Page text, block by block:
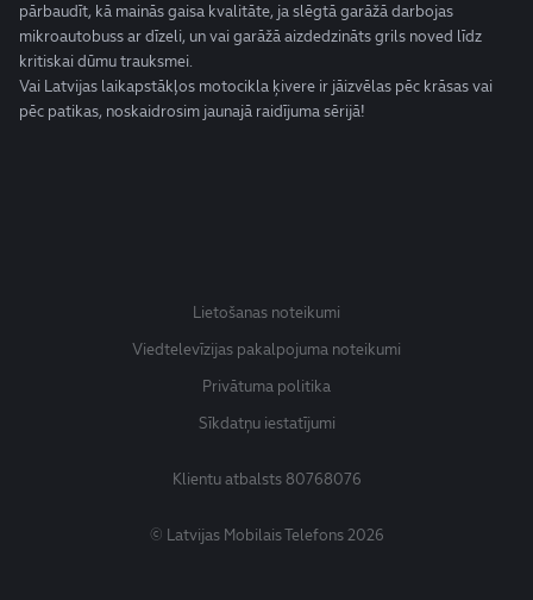
pārbaudīt, kā mainās gaisa kvalitāte, ja slēgtā garāžā darbojas
mikroautobuss ar dīzeli, un vai garāžā aizdedzināts grils noved līdz
kritiskai dūmu trauksmei.
Vai Latvijas laikapstākļos motocikla ķivere ir jāizvēlas pēc krāsas vai
pēc patikas, noskaidrosim jaunajā raidījuma sērijā!
Lietošanas noteikumi
Viedtelevīzijas pakalpojuma noteikumi
Privātuma politika
Sīkdatņu iestatījumi
Klientu atbalsts80768076
© Latvijas Mobilais Telefons 2026